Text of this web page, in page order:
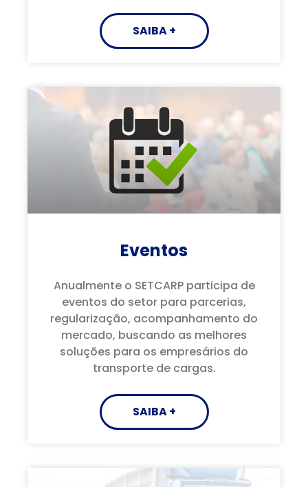
SAIBA +
Eventos
Anualmente o SETCARP participa de
eventos do setor para parcerias,
regularização, acompanhamento do
mercado, buscando as melhores
soluções para os empresários do
transporte de cargas.
SAIBA +